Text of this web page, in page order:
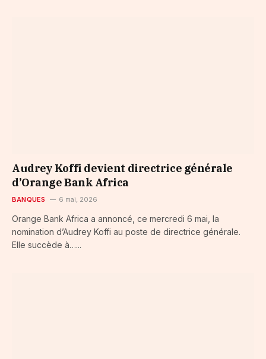
Audrey Koffi devient directrice générale
d’Orange Bank Africa
BANQUES 6 mai, 2026
Orange Bank Africa a annoncé, ce mercredi 6 mai, la
nomination d’Audrey Koffi au poste de directrice générale.
Elle succède à…...